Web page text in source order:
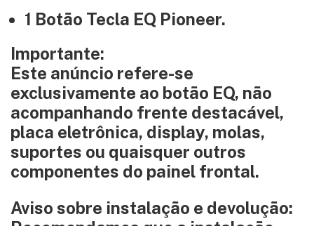
1 Botão Tecla EQ Pioneer.
Importante:
Este anúncio refere-se
exclusivamente ao botão EQ, não
acompanhando frente destacável,
placa eletrônica, display, molas,
suportes ou quaisquer outros
componentes do painel frontal.
Aviso sobre instalação e devolução: